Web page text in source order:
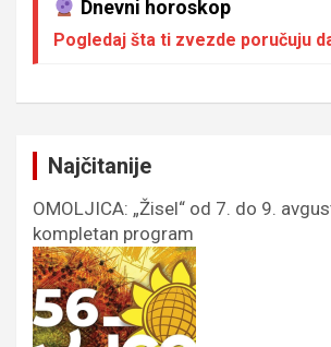
Dnevni horoskop
Pogledaj šta ti zvezde poručuju
Najčitanije
OMOLJICA: „Žisel“ od 7. do 9.
kompletan program